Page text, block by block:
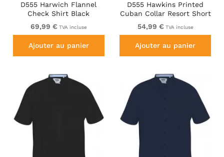
D555 Harwich Flannel
Check Shirt Black
69,99 € TVA incluse
Ajouter au panier
D555 Hawkins Printed
Cuban Collar Resort Short
Sleeve Shirt Teal
54,99 € TVA incluse
Ajouter au panier